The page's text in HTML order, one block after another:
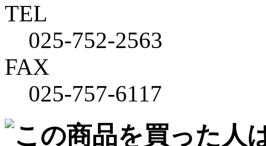
TEL
025-752-2563
FAX
025-757-6117